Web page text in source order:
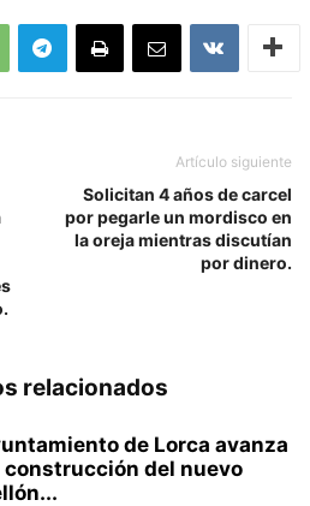
Artículo siguiente
Solicitan 4 años de carcel
por pegarle un mordisco en
la oreja mientras discutían
por dinero.
relacionados
de Lorca avanza
construcción del nuevo